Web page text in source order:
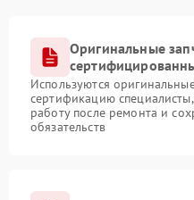
Оригинальные
Используются
сертификацию
работу после ремонта и
обязательств